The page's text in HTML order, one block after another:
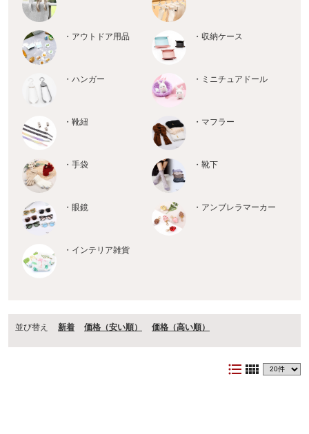
・アウトドア用品 ・収納ケース
・ハンガー ・ミニチュアドール
・靴紐 ・マフラー
・手袋 ・靴下
・眼鏡 ・アンブレラマーカー
・インテリア雑貨
並び替え 新着 価格（安い順） 価格（⾼い順）
format_list_bulleted view_comfy